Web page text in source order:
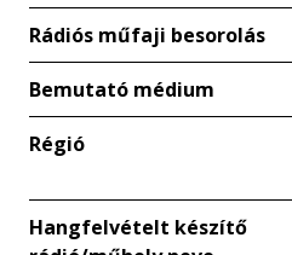
Rádiós műfaji besorolás
Bemutató médium
Régió
Hangfelvételt készítő